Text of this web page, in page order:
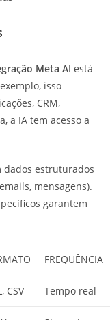
Meta AI está
isso
CRM,
a IA tem acesso a
dados estruturados
mensagens).
garantem
FREQUÊNCIA
CSV Tempo real